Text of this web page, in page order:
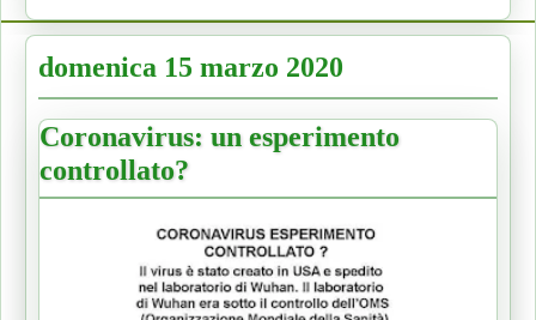
domenica 15 marzo 2020
Coronavirus: un esperimento
controllato?